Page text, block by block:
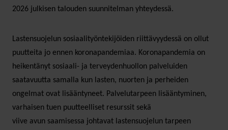
2026 julkisen talouden suunnitelman yhteydessä.
Lastensuojelun sosiaalityöntekijöiden riittävyydessä on ollut
puutteita jo ennen koronapandemiaa. Koronapandemia on
heikentänyt sosiaali- ja terveydenhuollon palveluiden
saatavuutta samalla kun lasten, nuorten ja perheiden
ongelmat ovat lisääntyneet. Palvelutarpeen lisääntyminen,
varhaisen tuen puutteelliset resurssit sekä
viive avun saamisessa johtavat lastensuojelun tarpeen